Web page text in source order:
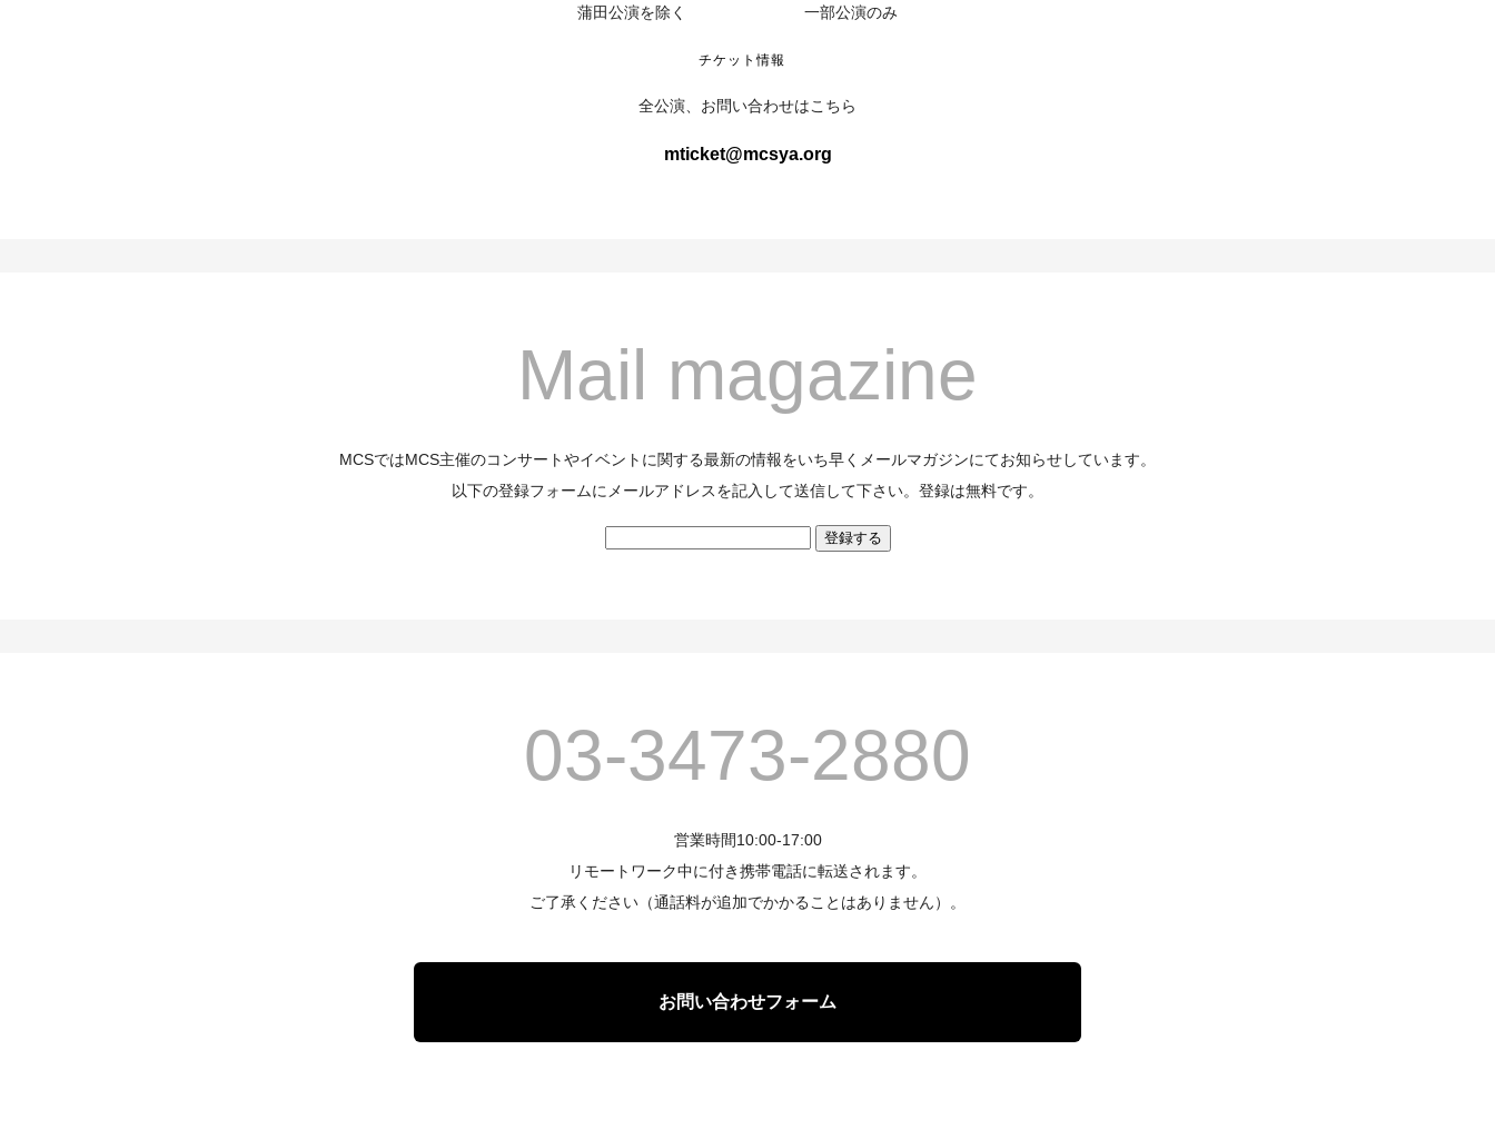
蒲田公演を除く 一部公演のみ
チケット情報
全公演、お問い合わせはこちら
mticket@mcsya.org
Mail magazine
MCSではMCS主催のコンサートやイベントに関する最新の情報をいち早くメールマガジンにてお知らせしています。
以下の登録フォームにメールアドレスを記入して送信して下さい。登録は無料です。
03-3473-2880
営業時間10:00-17:00
リモートワーク中に付き携帯電話に転送されます。
ご了承ください（通話料が追加でかかることはありません）。
お問い合わせフォーム